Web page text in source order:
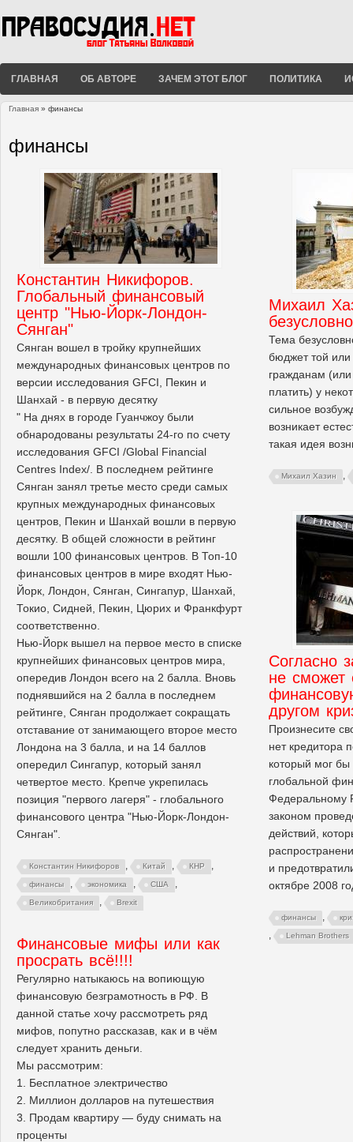
ГЛАВНАЯ ОБ АВТОРЕ ЗАЧЕМ ЭТОТ БЛОГ ПОЛИТИКА
Главная » финансы
финансы
Константин Никифоров.
Глобальный финансовый
центр "Нью-Йорк-Лондон-
Сянган"
Сянган вошел в тройку крупнейших
международных финансовых центров по
версии исследования GFCI, Пекин и
Шанхай - в первую десятку
" На днях в городе Гуанчжоу были
обнародованы результаты 24-го по счету
исследования GFCI /Global Financial
Centres Index/. В последнем рейтинге
Сянган занял третье место среди самых
крупных международных финансовых
центров, Пекин и Шанхай вошли в первую
десятку. В общей сложности в рейтинг
вошли 100 финансовых центров. В Топ-10
финансовых центров в мире входят Нью-
Йорк, Лондон, Сянган, Сингапур, Шанхай,
Токио, Сидней, Пекин, Цюрих и Франкфурт
соответственно.
Нью-Йорк вышел на первое место в списке
крупнейших финансовых центров мира,
опередив Лондон всего на 2 балла. Вновь
поднявшийся на 2 балла в последнем
рейтинге, Сянган продолжает сокращать
отставание от занимающего второе место
Лондона на 3 балла, и на 14 баллов
опередил Сингапур, который занял
четвертое место. Крепче укрепилась
позиция "первого лагеря" - глобального
финансового центра "Нью-Йорк-Лондон-
Сянган".
Константин Никифоров , Китай , КНР ,
финансы , экономика , США ,
Великобритания , Brexit
Михаил
Тема
бюджет той
гражданам
платить) у
сильное
возникает
такая идея
Михаил Хазин ,
Согласно
не сможет
другом
Произнесите
нет кредитора
который мог бы
глобальной
Федеральному
законом
действий,
и
октябре 2008
финансы ,
, Lehman Brothers
Финансовые мифы или как
просрать всё!!!!
Регулярно натыкаюсь на вопиющую
финансовую безграмотность в РФ. В
данной статье хочу рассмотреть ряд
мифов, попутно рассказав, как и в чём
следует хранить деньги.
Мы рассмотрим:
1. Бесплатное электричество
2. Миллион долларов на путешествия
3. Продам квартиру — буду снимать на
проценты